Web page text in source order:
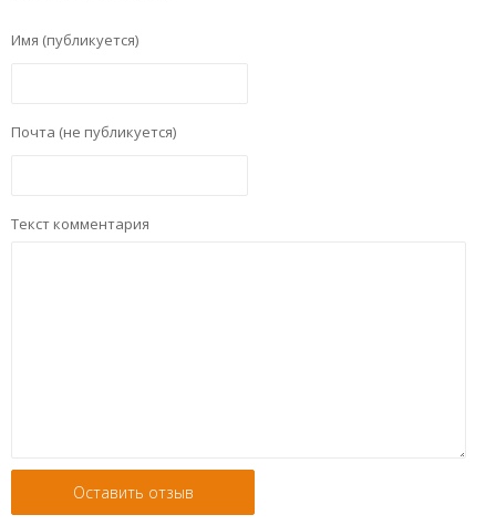
Имя (публикуется)
Почта (не публикуется)
Текст комментария